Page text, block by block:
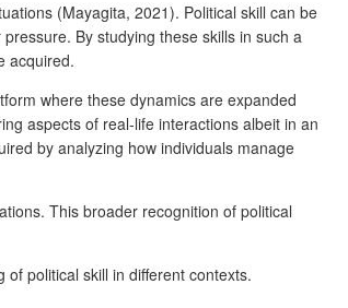
(Mayagita, 2021). Political skill can be
By studying these skills in such a
acquired.
where these dynamics are expanded
aspects of real-life interactions albeit in an
by analyzing how individuals manage
This broader recognition of political
political skill in different contexts.